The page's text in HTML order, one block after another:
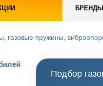
БРЕНДЫ
газовые пружины,
Подбор